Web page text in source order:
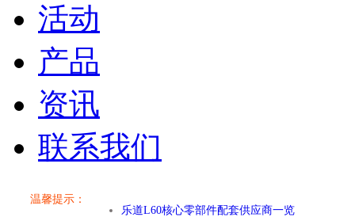
活动
产品
资讯
联系我们
温馨提示：
乐道L60核心零部件配套供应商一览